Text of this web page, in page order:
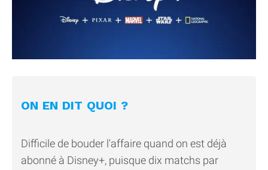
ON EN DIT QUOI ?
Difficile de bouder l'affaire quand on est déjà
abonné à Disney+, puisque dix matchs par